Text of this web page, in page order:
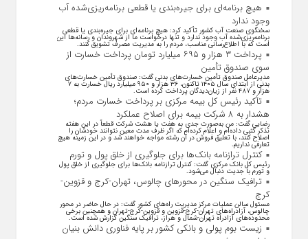
هیچ برنامه‌ای برای جیره‌بندی یا قطعی برنامه‌ریزی‌شده آب
وجود ندارد
سخنگوی صنعت آب کشور تأکید کرد: هیچ برنامه‌ای برای جیره‌بندی یا قطعی
برنامه‌ریزی‌شده آب وجود ندارد و تنها درخواست ما از شهروندان و رسانه‌ها این
است که با اطلاع‌رسانی مناسب، مردم را به مدیریت مصرف تشویق کنند.
پرداخت ۳ هزار و ۶۹۵ میلیارد تومان پرداخت خسارت از
سوی صندوق تأمین
مدیرعامل صندوق تأمین خسارت‌های بدنی گفت: صندوق تأمین خسارت‌های
بدنی از ابتدای سال ۱۴۰۵ تاکنون، ۳۶ هزار و ۹۵۰ میلیارد ریال خسارت به ۷
هزار و ۴۸۷ نفر از زیان‌دیدگان پرداخت کرده است.
تأکید رئیس کل بیمه مرکزی بر پرداخت خسارت مردم؛
هشدار به ۸ شرکت‌ بیمه برای اصلاح عملکرد
رضایی گفت: من به‌صورت جدی به هفت یا هشت شرکت قطعاً در این هفته
تذکر کتبی داده‌ام و اعلام کرده‌ام که اگر ظرف مدت معین نتوانند خودشان را
اصلاح کنند، با تعلیق فروش در آن رشته مواجه خواهند شد و در این زمینه هیچ
تعارفی نداریم.
کنترل ترازنامه بانک‌ها برای جلوگیری از خلق پول و تورم
رئیس کل بانک مرکزی گفت: کنترل ترازنامه بانک‌ها برای جلوگیری از خلق پول
و تورم با جدیت دنبال می‌شود.
ترافیک سنگین در محورهای چالوس، تهران-کرج و قزوین-
کرج
مسئول سالن عملیات مرکز مدیریت راه‌های کشور گفت: در حال حاضر در محور
چالوس، آزادراه‌های تهران-کرج-قزوین و قزوین-کرج-تهران و همچنین برخی
محدوده‌های آزادراه تهران-شمال و هراز، ترافیک سنگین گزارش شده است.
زیست بوم پولی و بانکی کشور بر پایه فناوری دانش بنیان